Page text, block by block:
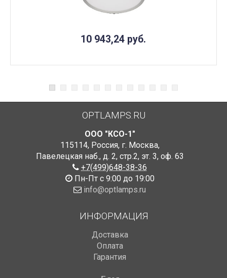
10 943,24 руб.
OPTLAMPS.RU
ООО "КСО-1"
115114, Россия, г. Москва,
Павелецкая наб., д. 2, стр.2, эт. 3, оф. 63
+7(499)648-38-36
Пн-Пт с 9:00 до 19:00
info@optlamps.ru
ИНФОРМАЦИЯ
Доставка
Оплата
Гарантия